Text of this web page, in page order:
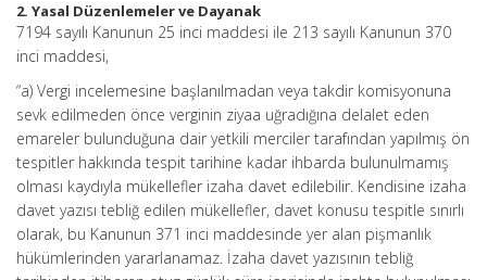
2. Yasal Düzenlemeler ve Dayanak
7194 sayılı Kanunun 25 inci maddesi ile 213 sayılı Kanunun 370
inci maddesi,
“a) Vergi incelemesine başlanılmadan veya takdir komisyonuna
sevk edilmeden önce verginin ziyaa uğradığına delalet eden
emareler bulunduğuna dair yetkili merciler tarafından yapılmış ön
tespitler hakkında tespit tarihine kadar ihbarda bulunulmamış
olması kaydıyla mükellefler izaha davet edilebilir. Kendisine izaha
davet yazısı tebliğ edilen mükellefler, davet konusu tespitle sınırlı
olarak, bu Kanunun 371 inci maddesinde yer alan pişmanlık
hükümlerinden yararlanamaz. İzaha davet yazısının tebliğ